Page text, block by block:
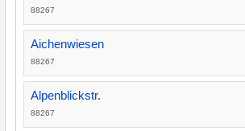
88267
Aichenwiesen
88267
Alpenblickstr.
88267